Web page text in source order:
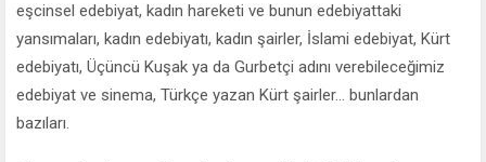
eşcinsel edebiyat, kadın hareketi ve bunun edebiyattaki
yansımaları, kadın edebiyatı, kadın şairler, İslami edebiyat, Kürt
edebiyatı, Üçüncü Kuşak ya da Gurbetçi adını verebileceğimiz
edebiyat ve sinema, Türkçe yazan Kürt şairler... bunlardan
bazıları.